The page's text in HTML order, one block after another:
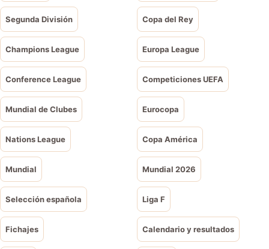
Segunda División Copa del Rey
Champions League Europa League
Conference League Competiciones UEFA
Mundial de Clubes Eurocopa
Nations League Copa América
Mundial Mundial 2026
Selección española Liga F
Fichajes Calendario y resultados